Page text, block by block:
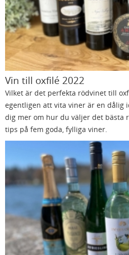
Vin till oxfilé 2022
Vilket är det perfekta rödvinet till
egentligen att vita viner är en dålig
dig mer om hur du väljer det bästa
tips på fem goda, fylliga viner.